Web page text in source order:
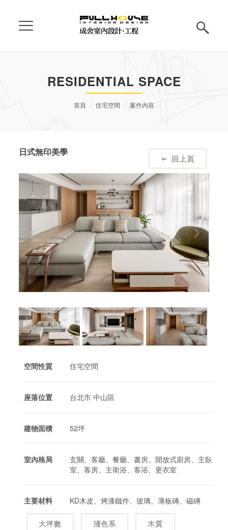
RESIDENTIAL SPACE
首頁 住宅空間 案件內容
日式無印美學
回上頁
空間性質 住宅空間
座落位置 台北市 中山區
建物面積 52坪
室內格局
玄關、客廳、餐廳、書房、開放式廚房、主臥
室、客房、主衛浴、客浴、更衣室
主要材料 KD木皮、烤漆鐵件、玻璃、薄板磚、磁磚
大坪數 淺色系 木質